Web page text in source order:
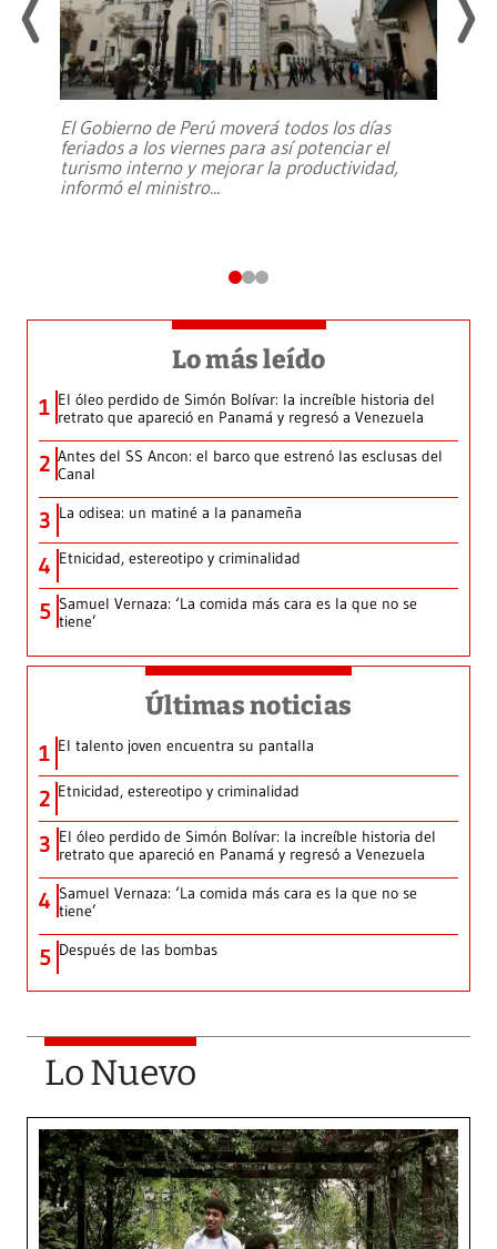
El Gobierno de Perú moverá todos los días
feriados a los viernes para así potenciar el
turismo interno y mejorar la productividad,
informó el ministro...
Lo más leído
1 El óleo perdido de Simón Bolívar: la increíble historia del
retrato que apareció en Panamá y regresó a Venezuela
2 Antes del SS Ancon: el barco que estrenó las esclusas del
Canal
3 La odisea: un matiné a la panameña
4 Etnicidad, estereotipo y criminalidad
5 Samuel Vernaza: ‘La comida más cara es la que no se
tiene’
Últimas noticias
1 El talento joven encuentra su pantalla​
2 Etnicidad, estereotipo y criminalidad
3 El óleo perdido de Simón Bolívar: la increíble historia del
retrato que apareció en Panamá y regresó a Venezuela
4 Samuel Vernaza: ‘La comida más cara es la que no se
tiene’
5 Después de las bombas
Lo Nuevo